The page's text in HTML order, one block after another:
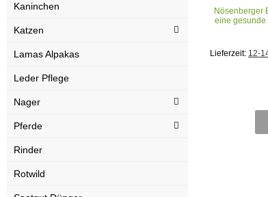
Nösenberger
eine gesunde
Lieferzeit: 12-
Kaninchen
Katzen
Lamas Alpakas
Leder Pflege
Nager
Pferde
Rinder
Rotwild